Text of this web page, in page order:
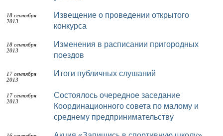
18 сентября
2013
Извещение о проведении открытого
конкурса
18 сентября
2013
Изменения в расписании пригородных
поездов
17 сентября
2013
Итоги публичных слушаний
17 сентября
2013
Состоялось очередное заседание
Координационного совета по малому и
среднему предпринимательству